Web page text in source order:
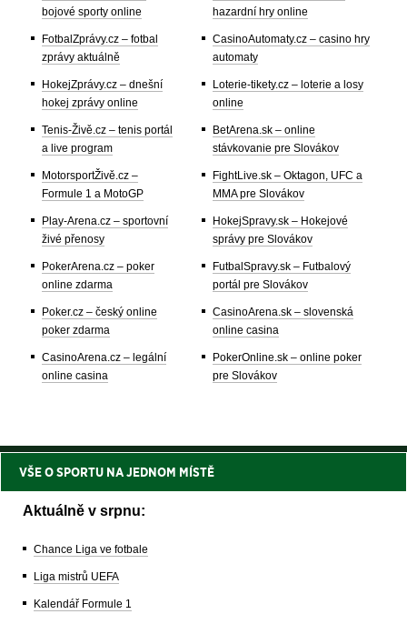
bojové sporty online
FotbalZprávy.cz – fotbal
zprávy aktuálně
HokejZprávy.cz – dnešní
hokej zprávy online
Tenis-Živě.cz – tenis portál
a live program
MotorsportŽivě.cz –
Formule 1 a MotoGP
Play-Arena.cz – sportovní
živé přenosy
PokerArena.cz – poker
online zdarma
Poker.cz – český online
poker zdarma
CasinoArena.cz – legální
online casina
hazardní hry online
CasinoAutomaty.cz – casino hry
automaty
Loterie-tikety.cz – loterie a losy
online
BetArena.sk – online
stávkovanie pre Slovákov
FightLive.sk – Oktagon, UFC a
MMA pre Slovákov
HokejSpravy.sk – Hokejové
správy pre Slovákov
FutbalSpravy.sk – Futbalový
portál pre Slovákov
CasinoArena.sk – slovenská
online casina
PokerOnline.sk – online poker
pre Slovákov
VŠE O SPORTU NA JEDNOM MÍSTĚ
Aktuálně v srpnu:
Chance Liga ve fotbale
Liga mistrů UEFA
Kalendář Formule 1